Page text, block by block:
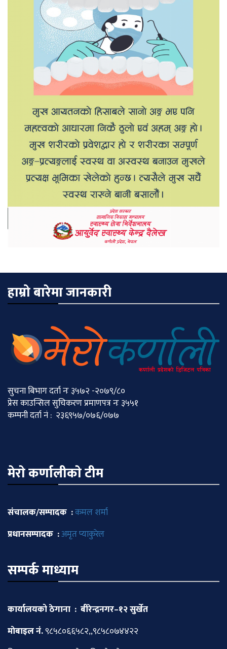
हाम्रो बारेमा जानकारी
सुचना बिभाग दर्ता नः ३५७२ -२०७९/८०
प्रेस काउन्सिल सुचिकरण प्रमाणपत्र नः ३५५१
कम्पनी दर्ता नं : २३६९५७/०७६/०७७
मेराे कर्णालीकाे टीम
संचालक/सम्पादक :कमल शर्मा
प्रधानसम्पादक :अमृत प्याकुरेल
सम्पर्क माध्याम
कार्यालयको ठेगाना : बीरेन्द्रनगर–१२ सुर्खेत
माेबाइल नं.९८५८०६६५८२,,९८५८०७४४२२